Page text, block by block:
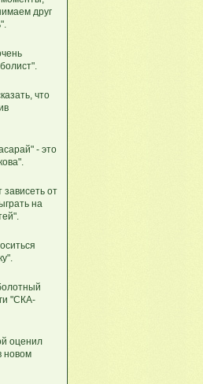
друг
что
- это
от
на
"СКА-
оценил
новом